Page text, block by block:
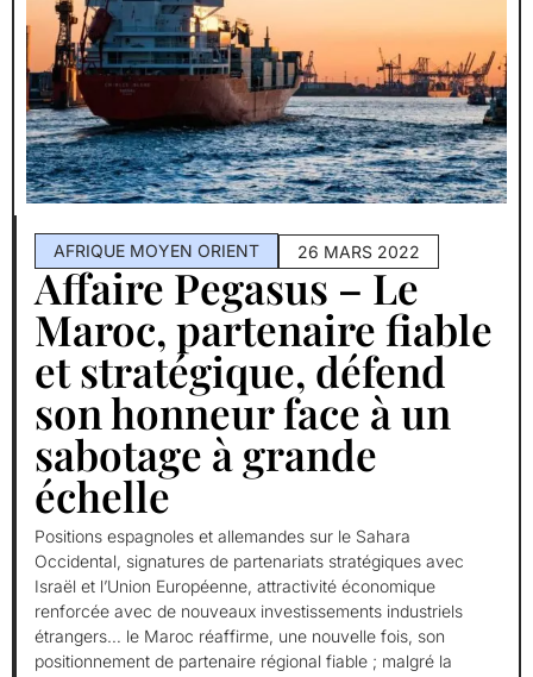
AFRIQUE MOYEN ORIENT 26 MARS 2022
Affaire Pegasus – Le
Maroc, partenaire fiable
et stratégique, défend
son honneur face à un
sabotage à grande
échelle
Positions espagnoles et allemandes sur le Sahara
Occidental, signatures de partenariats stratégiques avec
Israël et l’Union Européenne, attractivité économique
renforcée avec de nouveaux investissements industriels
étrangers… le Maroc réaffirme, une nouvelle fois, son
positionnement de partenaire régional fiable ; malgré la